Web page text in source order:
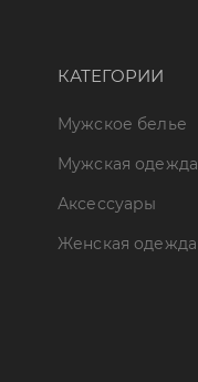
КАТЕГОРИИ
Мужское белье
Мужская одежда
Аксессуары
Женская одежда